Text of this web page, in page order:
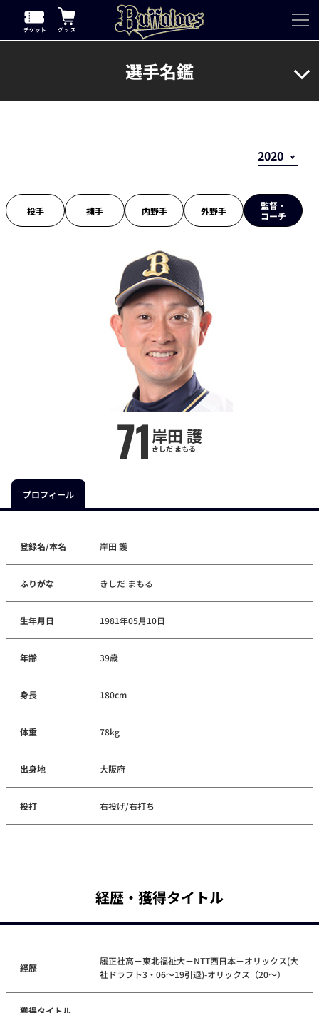
選手名鑑
投手 捕手 内野手 外野手
監督・
コーチ
71岸田 護
きしだ まもる
プロフィール
登録名/本名 岸田 護
ふりがな きしだ まもる
生年月日 1981年05月10日
年齢 39歳
身長 180cm
体重 78kg
出身地 大阪府
投打 右投げ/右打ち
経歴・獲得タイトル
経歴
履正社高－東北福祉大－NTT西日本－オリックス(大
社ドラフト3・06～19引退)-オリックス（20～）
獲得タイトル